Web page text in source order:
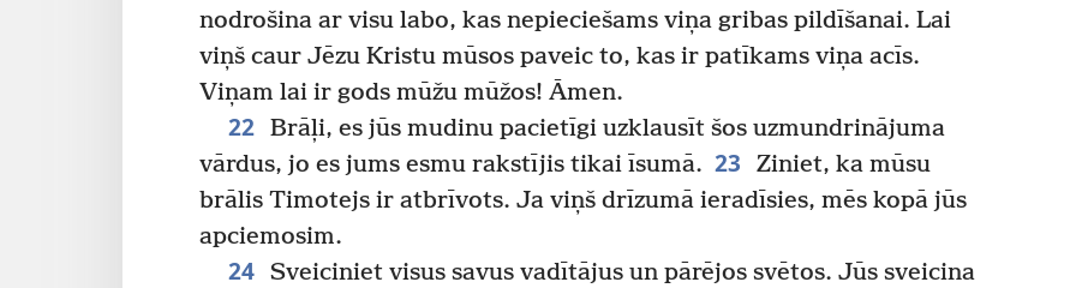
nodrošina ar visu labo, kas nepieciešams viņa gribas pildīšanai. Lai
viņš caur Jēzu Kristu mūsos paveic to, kas ir patīkams viņa acīs.
Viņam lai ir gods mūžu mūžos! Āmen.
22 Brāļi, es jūs mudinu pacietīgi uzklausīt šos uzmundrinājuma
vārdus, jo es jums esmu rakstījis tikai īsumā. 23
Ziniet, ka mūsu
brālis Timotejs ir atbrīvots. Ja viņš drīzumā ieradīsies, mēs kopā jūs
apciemosim.
24 Sveiciniet visus savus vadītājus un pārējos svētos. Jūs sveicina